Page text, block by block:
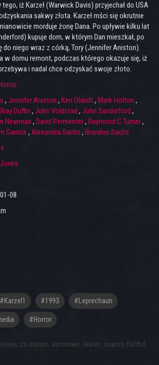
iż Karzeł (Warwick Davis) przyjechał do USA
sakwy złota. Karzeł mści się okrutnie
morduje żonę Dana. Po upływie kilku lat
kupuje dom, w którym Dan mieszkał, po
niego wraz z córką, Tory (Jennifer Aniston).
w domu remont, podczas którego okazuje się, iż
i nadal chce odzyskać swoje złoto.
, Jennifer Aniston , Ken Olandt, Mark Holton ,
Duffin , John Voldstad , John Sanderford ,
Newman , David Permenter, Raymond C Turner,
Garrick, Alexandra Sachs , Brandon Sachs
08
#karzel1 #1993 #Leprechaun
#horror
, za darmo, darmowe, lektor, napisy, fullhd ,